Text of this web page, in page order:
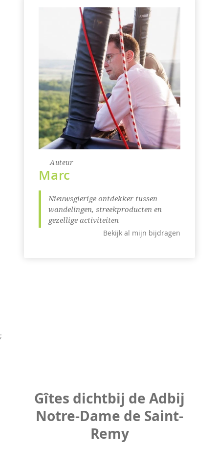
Auteur
Marc
Nieuwsgierige ontdekker tussen
wandelingen, streekproducten en
gezellige activiteiten
Bekijk al mijn bijdragen
;
Gîtes dichtbij de Adbij
Notre-Dame de Saint-
Remy